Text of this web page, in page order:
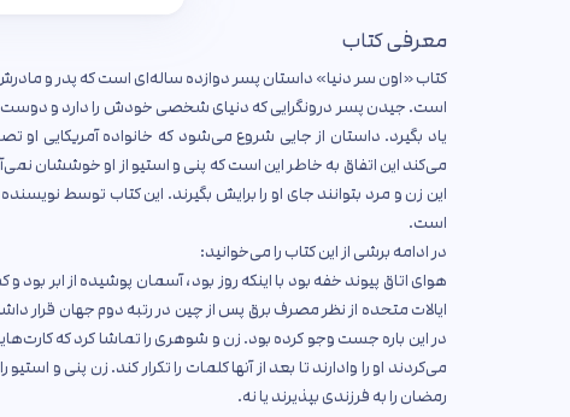
معرفی کتاب
کتاب «اون سر دنیا» داستان پسر دوازده ساله‌ای است که پدر و مادرش
است. جیدن پسر درونگرایی که دنیای شخصی خودش را دارد و دوست
یاد بگیرد. داستان از جایی شروع می‌شود که خانواده آمریکایی او
می‌کند این اتفاق به خاطر این است که پنی و استیو از او خوششان
این زن و مرد بتوانند جای او را برایش بگیرند. این کتاب توسط
است.
در ادامه برشی از این کتاب را می‌خوانید:
ایالات متحده از نظر مصرف برق پس از چین در رتبه دوم جهان قرار
در این باره جست وجو کرده بود. زن و شوهری را تماشا کرد که
می‌کردند او را وادارند تا بعد از آنها کلمات را تکرار کند. زن پنی و
رمضان را به فرزندی بپذیرند یا نه.